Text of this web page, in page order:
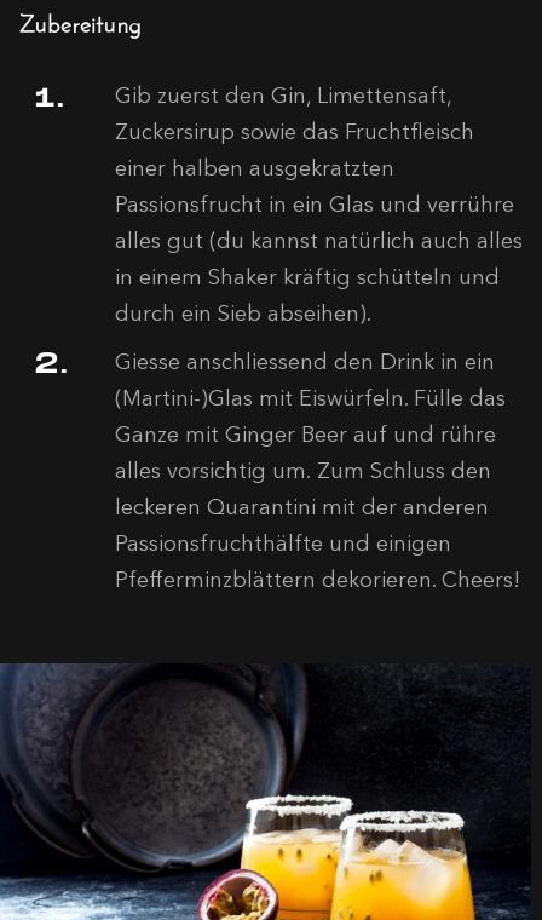
Zubereitung
Gib zuerst den Gin, Limettensaft,
Zuckersirup sowie das Fruchtfleisch
einer halben ausgekratzten
Passionsfrucht in ein Glas und verrühre
alles gut (du kannst natürlich auch alles
in einem Shaker kräftig schütteln und
durch ein Sieb abseihen).
Giesse anschliessend den Drink in ein
(Martini-)Glas mit Eiswürfeln. Fülle das
Ganze mit Ginger Beer auf und rühre
alles vorsichtig um. Zum Schluss den
leckeren Quarantini mit der anderen
Passionsfruchthälfte und einigen
Pfefferminzblättern dekorieren. Cheers!